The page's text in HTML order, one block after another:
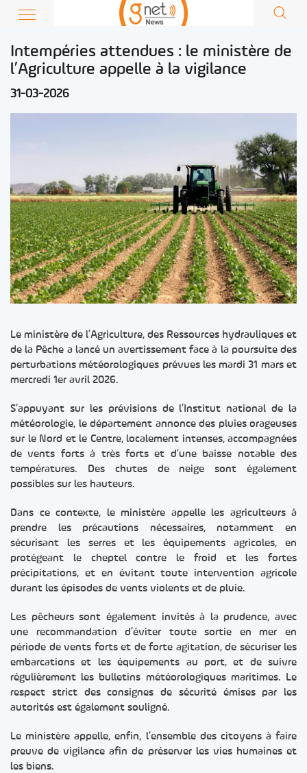
Intempéries attendues : le ministère de
l’Agriculture appelle à la vigilance
31-03-2026
Le ministère de l’Agriculture, des Ressources hydrauliques et
de la Pêche a lancé un avertissement face à la poursuite des
perturbations météorologiques prévues les mardi 31 mars et
mercredi 1er avril 2026.
S’appuyant sur les prévisions de l’Institut national de la
météorologie, le département annonce des pluies orageuses
sur le Nord et le Centre, localement intenses, accompagnées
de vents forts à très forts et d’une baisse notable des
températures. Des chutes de neige sont également
possibles sur les hauteurs.
Dans ce contexte, le ministère appelle les agriculteurs à
prendre les précautions nécessaires, notamment en
sécurisant les serres et les équipements agricoles, en
protégeant le cheptel contre le froid et les fortes
précipitations, et en évitant toute intervention agricole
durant les épisodes de vents violents et de pluie.
Les pêcheurs sont également invités à la prudence, avec
une recommandation d’éviter toute sortie en mer en
période de vents forts et de forte agitation, de sécuriser les
embarcations et les équipements au port, et de suivre
régulièrement les bulletins météorologiques maritimes. Le
respect strict des consignes de sécurité émises par les
autorités est également souligné.
Le ministère appelle, enfin, l’ensemble des citoyens à faire
preuve de vigilance afin de préserver les vies humaines et
les biens.